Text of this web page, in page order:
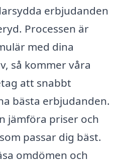
erbjudanden
Processen är
med dina
så kommer våra
att snabbt
bästa erbjudanden.
jämföra priser och
passar dig bäst.
omdömen och